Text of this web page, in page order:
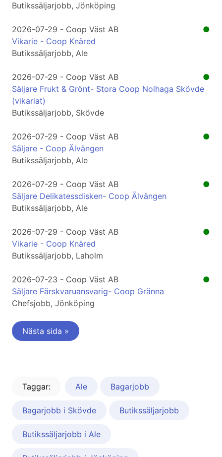
Butikssäljarjobb, Jönköping
●
2026-07-29 - Coop Väst AB
Vikarie - Coop Knäred
Butikssäljarjobb, Ale
●
2026-07-29 - Coop Väst AB
Säljare Frukt & Grönt- Stora Coop Nolhaga Skövde
(vikariat)
Butikssäljarjobb, Skövde
●
2026-07-29 - Coop Väst AB
Säljare - Coop Älvängen
Butikssäljarjobb, Ale
●
2026-07-29 - Coop Väst AB
Säljare Delikatessdisken- Coop Älvängen
Butikssäljarjobb, Ale
●
2026-07-29 - Coop Väst AB
Vikarie - Coop Knäred
Butikssäljarjobb, Laholm
●
2026-07-23 - Coop Väst AB
Säljare Färskvaruansvarig- Coop Gränna
Chefsjobb, Jönköping
Nästa sida »
Taggar: Ale Bagarjobb
Bagarjobb i Skövde Butikssäljarjobb
Butikssäljarjobb i Ale